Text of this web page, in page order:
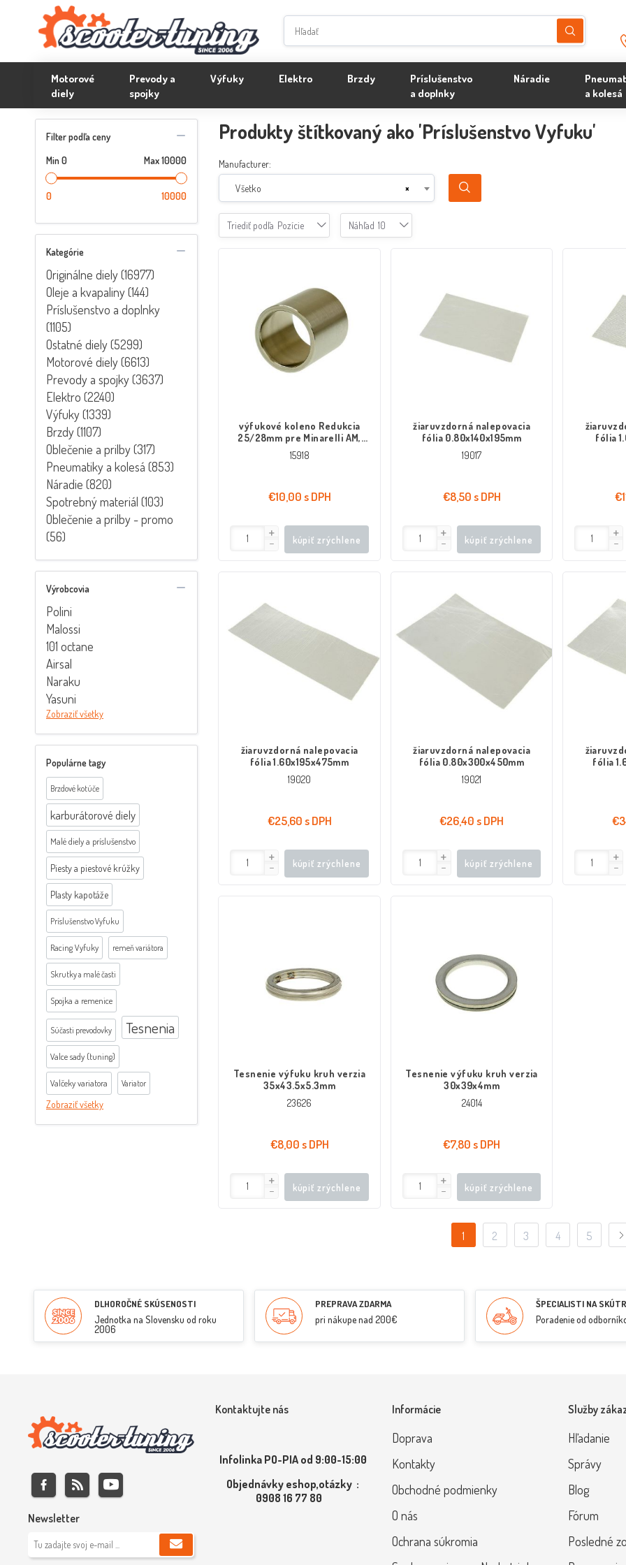
Motorové
diely
Prevody a
spojky
Výfuky Elektro Brzdy
Príslušenstvo
a doplnky
Náradie
a kolesá
Filter podľa ceny
Min0 Max10000
0 10000
Kategórie
Originálne diely (16977)
Oleje a kvapaliny (144)
Príslušenstvo a doplnky
(1105)
Ostatné diely (5299)
Motorové diely (6613)
Prevody a spojky (3637)
Elektro (2240)
Výfuky (1339)
Brzdy (1107)
Oblečenie a prilby (317)
Pneumatiky a kolesá (853)
Náradie (820)
Spotrebný materiál (103)
Oblečenie a prilby - promo
(56)
Výrobcovia
Polini
Malossi
101 octane
Airsal
Naraku
Yasuni
Zobraziť všetky
Populárne tagy
Brzdové kotúče
karburátorové diely
Malé diely a príslušenstvo
Piesty a piestové krúžky
Plasty kapotáže
Príslušenstvo Vyfuku
Racing Vyfuky remeň variátora
Skrutky a malé časti
Spojka a remenice
Súčasti prevodovky Tesnenia
Valce sady (tuning)
Valčeky variatora Variator
Zobraziť všetky
Produkty štítkovaný ako 'Príslušenstvo Vyfuku'
Manufacturer:
×
Všetko
Triediť podľa Pozície Náhľad 10
výfukové koleno Redukcia
25/28mm pre Minarelli AM,
Generic, KSR-Moto, Keeway,
Motobi, Ride, 1E40MA, 1E40MB
15918
€10,00 s DPH
kúpiť zrýchlene
žiaruvzdorná nalepovacia
fólia 0.80x140x195mm
19017
€8,50 s DPH
kúpiť zrýchlene
fólia
žiaruvzdorná nalepovacia
fólia 1.60x195x475mm
19020
€25,60 s DPH
kúpiť zrýchlene
žiaruvzdorná nalepovacia
fólia 0.80x300x450mm
19021
€26,40 s DPH
kúpiť zrýchlene
fólia
Tesnenie výfuku kruh verzia
35x43.5x5.3mm
23626
€8,00 s DPH
kúpiť zrýchlene
Tesnenie výfuku kruh verzia
30x39x4mm
24014
€7,80 s DPH
kúpiť zrýchlene
1 2 3 4 5
DLHOROČNÉ SKÚSENOSTI
Jednotka na Slovensku od roku
2006
PREPRAVA ZDARMA
pri nákupe nad 200€
ŠPECIALISTI NA
Poradenie od
Newsletter
Kontaktujte nás
Infolinka PO-PIA od 9:00-15:00
Objednávky eshop,otázky :
0908 16 77 80
Informácie
Doprava
Kontakty
Obchodné podmienky
O nás
Ochrana súkromia
Služby
Hľadanie
Správy
Blog
Fórum
Posledné